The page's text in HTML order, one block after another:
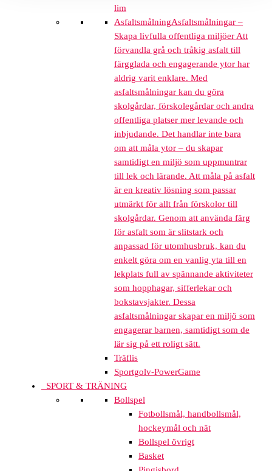
lim
AsfaltsmålningAsfaltsmålningar –
Skapa livfulla offentliga miljöer Att
förvandla grå och tråkig asfalt till
färgglada och engagerande ytor har
aldrig varit enklare. Med
asfaltsmålningar kan du göra
skolgårdar, förskolegårdar och andra
offentliga platser mer levande och
inbjudande. Det handlar inte bara
om att måla ytor – du skapar
samtidigt en miljö som uppmuntrar
till lek och lärande. Att måla på asfalt
är en kreativ lösning som passar
utmärkt för allt från förskolor till
skolgårdar. Genom att använda färg
för asfalt som är slitstark och
anpassad för utomhusbruk, kan du
enkelt göra om en vanlig yta till en
lekplats full av spännande aktiviteter
som hopphagar, sifferlekar och
bokstavsjakter. Dessa
asfaltsmålningar skapar en miljö som
engagerar barnen, samtidigt som de
lär sig på ett roligt sätt.
Träflis
Sportgolv-PowerGame
SPORT & TRÄNING
Bollspel
Fotbollsmål, handbollsmål,
hockeymål och nät
Bollspel övrigt
Basket